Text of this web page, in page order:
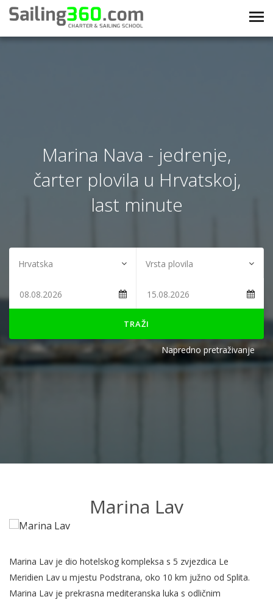
Marina Nava - jedrenje,
čarter plovila u Hrvatskoj,
last minute
TRAŽI
Napredno pretraživanje
Marina Lav
Marina Lav je dio hotelskog kompleksa s 5 zvjezdica Le
Meridien Lav u mjestu Podstrana, oko 10 km južno od Splita.
Marina Lav je prekrasna mediteranska luka s odličnim